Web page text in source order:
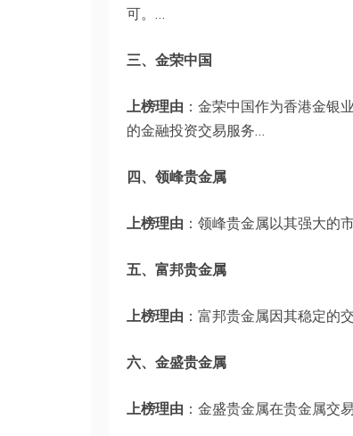
可。…
三、金荣中国
上榜理由 ：金荣中国作为香港金
的金融投资交易服务…
四、领峰贵金属
上榜理由 ：领峰贵金属以其强大的
五、富邦贵金属
上榜理由 ：富邦贵金属因其稳定的
六、金盛贵金属
上榜理由 ：金盛贵金属在贵金属交